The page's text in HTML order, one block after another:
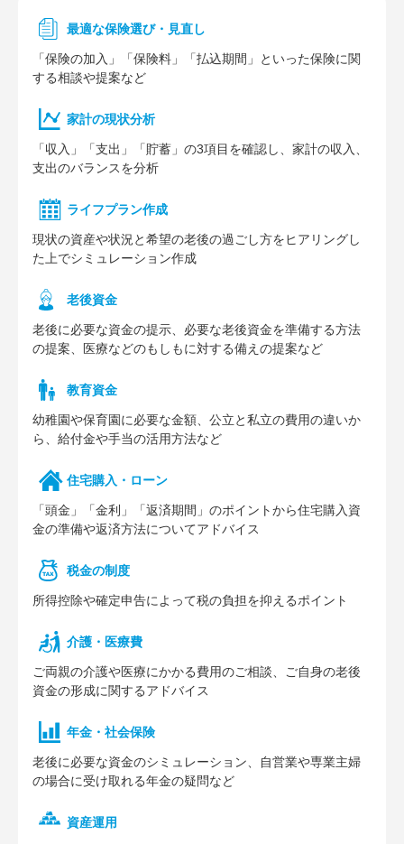
最適な保険選び・見直し
「保険の加入」「保険料」「払込期間」といった保険に関
する相談や提案など
家計の現状分析
「収入」「支出」「貯蓄」の3項目を確認し、家計の収入、
支出のバランスを分析
ライフプラン作成
現状の資産や状況と希望の老後の過ごし方をヒアリングし
た上でシミュレーション作成
⽼後資⾦
老後に必要な資金の提示、必要な老後資金を準備する方法
の提案、医療などのもしもに対する備えの提案など
教育資金
幼稚園や保育園に必要な⾦額、公⽴と私⽴の費⽤の違いか
ら、給付⾦や⼿当の活⽤⽅法など
住宅購⼊・ローン
「頭⾦」「⾦利」「返済期間」のポイントから住宅購⼊資
⾦の準備や返済⽅法についてアドバイス
税⾦の制度
所得控除や確定申告によって税の負担を抑えるポイント
介護・医療費
ご両親の介護や医療にかかる費⽤のご相談、ご⾃⾝の⽼後
資⾦の形成に関するアドバイス
年⾦・社会保険
⽼後に必要な資⾦のシミュレーション、⾃営業や専業主婦
の場合に受け取れる年⾦の疑問など
資産運用